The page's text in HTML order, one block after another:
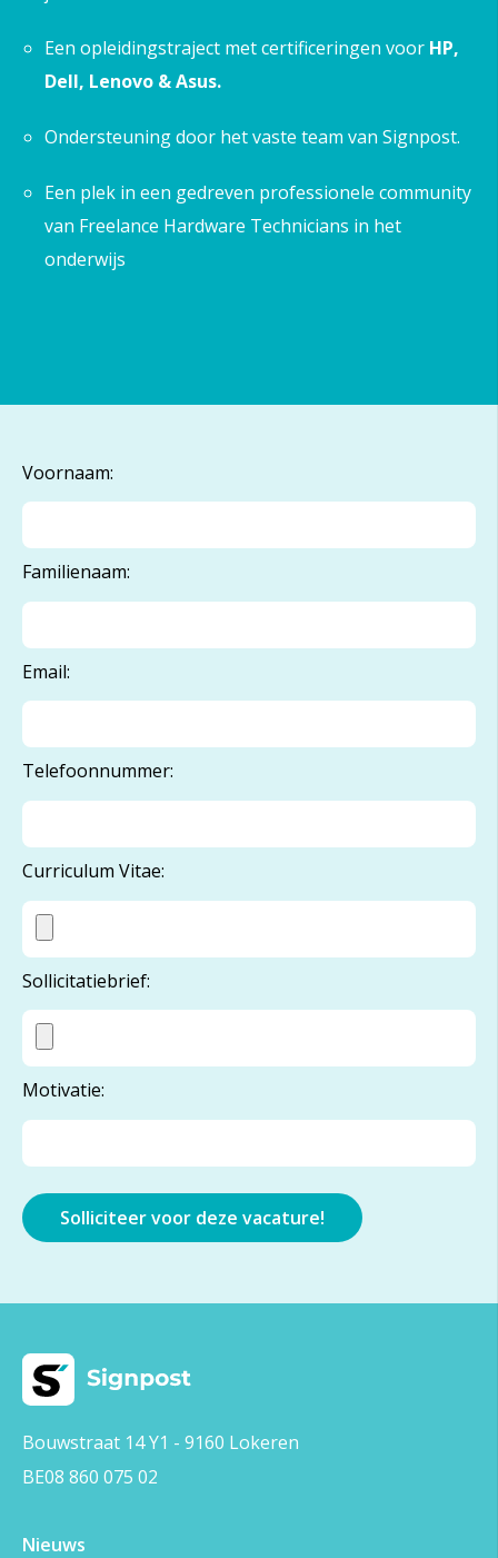
Een opleidingstraject met certificeringen voor HP,
Dell, Lenovo & Asus.
Ondersteuning door het vaste team van Signpost.
Een plek in een gedreven professionele community
van Freelance Hardware Technicians in het
onderwijs
Voornaam:
Familienaam:
Email:
Telefoonnummer:
Curriculum Vitae:
Sollicitatiebrief:
Motivatie:
Bouwstraat 14 Y1 - 9160 Lokeren
BE08 860 075 02
Nieuws